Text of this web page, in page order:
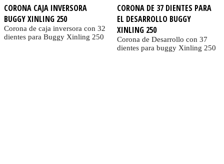
CORONA CAJA INVERSORA
BUGGY XINLING 250
Corona de caja inversora con 32
dientes para Buggy Xinling 250
CORONA DE 37 DIENTES PARA
EL DESARROLLO BUGGY
XINLING 250
Corona de Desarrollo con 37
dientes para buggy Xinling 250